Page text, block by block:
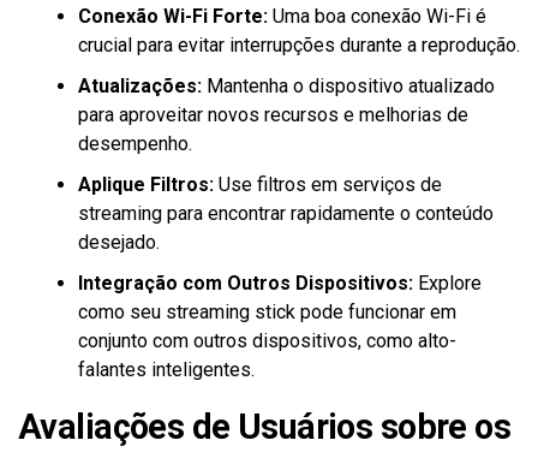
Conexão Wi-Fi Forte: Uma boa conexão Wi-Fi é
crucial para evitar interrupções durante a reprodução.
Atualizações: Mantenha o dispositivo atualizado
para aproveitar novos recursos e melhorias de
desempenho.
Aplique Filtros: Use filtros em serviços de
streaming para encontrar rapidamente o conteúdo
desejado.
Integração com Outros Dispositivos: Explore
como seu streaming stick pode funcionar em
conjunto com outros dispositivos, como alto-
falantes inteligentes.
Avaliações de Usuários sobre os